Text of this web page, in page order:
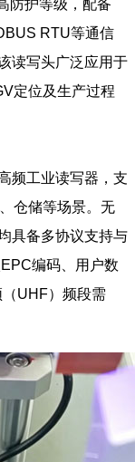
防护等级，配备
RTU等通信
读写头广泛应用于
定位及生产过程
频工业读写器，支
仓储等场景。无
具备多协议支持与
编码、用户数
UHF）频段需